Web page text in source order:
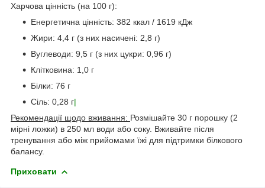
Харчова цінність (на 100 г):
Енергетична цінність: 382 ккал / 1619 кДж
Жири: 4,4 г (з них насичені: 2,8 г)
Вуглеводи: 9,5 г (з них цукри: 0,96 г)
Клітковина: 1,0 г
Білки: 76 г
Сіль: 0,28 г|
Рекомендації щодо вживання: Розмішайте 30 г порошку (2
мірні ложки) в 250 мл води або соку. Вживайте після
тренування або між прийомами їжі для підтримки білкового
балансу.
Приховати